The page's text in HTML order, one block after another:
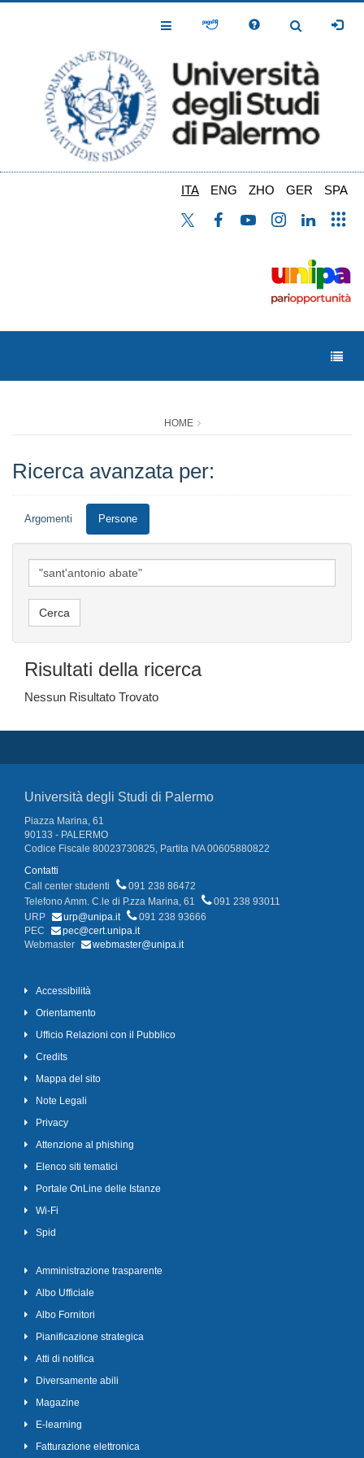
Toggle
Toggle
ITA ENG ZHO GER SPA
HOME
Ricerca avanzata per:
Argomenti Persone
Risultati della ricerca
Nessun Risultato Trovato
Università degli Studi di Palermo
Piazza Marina, 61
90133 - PALERMO
Codice Fiscale 80023730825, Partita IVA 00605880822
Contatti
Call center studenti
091 238 86472
Telefono Amm. C.le di P.zza Marina, 61
091 238 93011
URP
urp@unipa.it
091 238 93666
PEC
pec@cert.unipa.it
Webmaster
webmaster@unipa.it
Accessibilità
Orientamento
Ufficio Relazioni con il Pubblico
Credits
Mappa del sito
Note Legali
Privacy
Attenzione al phishing
Elenco siti tematici
Portale OnLine delle Istanze
Wi-Fi
Spid
Amministrazione trasparente
Albo Ufficiale
Albo Fornitori
Pianificazione strategica
Atti di notifica
Diversamente abili
Magazine
E-learning
Fatturazione elettronica